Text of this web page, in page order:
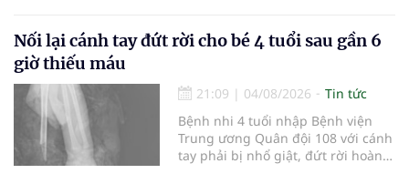
cường truyền thông, hoàn thiện
quy trình chuyên môn và hệ thống
hiến và ghép mô tạng.
Nối lại cánh tay đứt rời cho bé 4 tuổi sau gần 6
giờ thiếu máu
21:09 | 04/08/2026
Tin tức
Bệnh nhi 4 tuổi nhập Bệnh viện
Trung ương Quân đội 108 với cánh
tay phải bị nhổ giật, đứt rời hoàn